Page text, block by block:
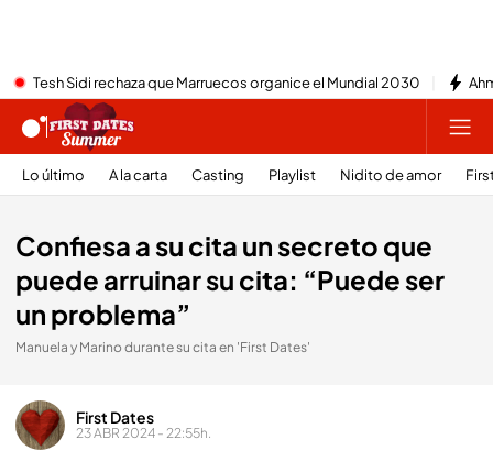
Tesh Sidi rechaza que Marruecos organice el Mundial 2030
Lo último A la carta Casting Playlist Nidito de amor
Confiesa a su cita un secreto que
puede arruinar su cita: “Puede ser
un problema”
Manuela y Marino durante su cita en 'First Dates'
First Dates
23 ABR 2024 - 22:55h.